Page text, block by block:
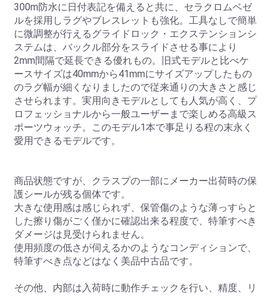
300m防水に日付表記を備えると共に、セラクロムベゼ
ルを採用しラグやブレスレットも強化。工具なしで簡単
に微調整が行えるグライドロック・エクステンションシ
ステムは、バックル部分をスライドさせる事により
2mm間隔で延長できる優れもの。旧式モデルと比べケ
ースサイズは40mmから41mmにサイズアップしたもの
のラグ幅が細くなりましたので従来通りの大きさと感じ
させられます。実用向きモデルとしても人気が高く、プ
ロフェッショナルから一般ユーザーまで楽しめる高級ス
ポーツウォッチ。このモデル1本で事足りる程の末永く
愛用できるモデルです。
商品状態ですが、クラスプの一部にメーカー出荷時の保
護シールが残る個体です。
大きな使用感は感じられず、保管傷のような薄っすらと
した擦り傷がごく僅かに確認出来る程度で、特筆すべき
ダメージは見受けられません。
使用頻度の低さが伺えるかのようなコンディションで、
特筆すべき点などはなく美品中古品です。
その他、内部は入荷時に動作チェックを行い、精度、リ